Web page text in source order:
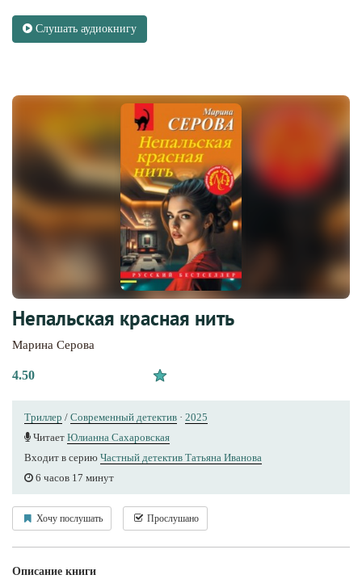
Слушать аудиокнигу
Непальская красная нить
Марина Серова
4.50
Триллер / Современный детектив · 2025
Читает Юлианна Сахаровская
Входит в серию Частный детектив Татьяна Иванова
6 часов 17 минут
Хочу послушать Прослушано
Описание книги